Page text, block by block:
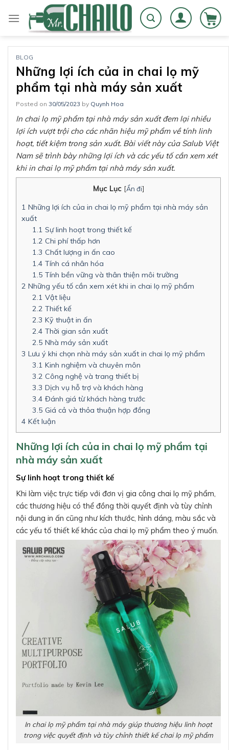
BLOG
Những lợi ích của in chai lọ mỹ
phẩm tại nhà máy sản xuất
Posted on 30/05/2023 by Quynh Hoa
In chai lọ mỹ phẩm tại nhà máy sản xuất đem lại nhiều
lợi ích vượt trội cho các nhãn hiệu mỹ phẩm về tính linh
hoạt, tiết kiệm trong sản xuất. Bài viết này của Salub Việt
Nam sẽ trình bày những lợi ích và các yếu tố cần xem xét
khi in chai lọ mỹ phẩm tại nhà máy sản xuất.
Mục Lục [Ẩn đi]
1 Những lợi ích của in chai lọ mỹ phẩm tại nhà máy sản
xuất
1.1 Sự linh hoạt trong thiết kế
1.2 Chi phí thấp hơn
1.3 Chất lượng in ấn cao
1.4 Tính cá nhân hóa
1.5 Tính bền vững và thân thiện môi trường
2 Những yếu tố cần xem xét khi in chai lọ mỹ phẩm
2.1 Vật liệu
2.2 Thiết kế
2.3 Kỹ thuật in ấn
2.4 Thời gian sản xuất
2.5 Nhà máy sản xuất
3 Lưu ý khi chọn nhà máy sản xuất in chai lọ mỹ phẩm
3.1 Kinh nghiệm và chuyên môn
3.2 Công nghệ và trang thiết bị
3.3 Dịch vụ hỗ trợ và khách hàng
3.4 Đánh giá từ khách hàng trước
3.5 Giá cả và thỏa thuận hợp đồng
4 Kết luận
Những lợi ích của in chai lọ mỹ phẩm tại
nhà máy sản xuất
Sự linh hoạt trong thiết kế
Khi làm việc trực tiếp với đơn vị gia công chai lọ mỹ phẩm,
các thương hiệu có thể đồng thời quyết định và tùy chỉnh
nội dung in ấn cũng như kích thước, hình dáng, màu sắc và
các yếu tố thiết kế khác của chai lọ mỹ phẩm theo ý muốn.
In chai lọ mỹ phẩm tại nhà máy giúp thương hiệu linh hoạt
trong việc quyết định và tùy chỉnh thiết kế chai lọ mỹ phẩm